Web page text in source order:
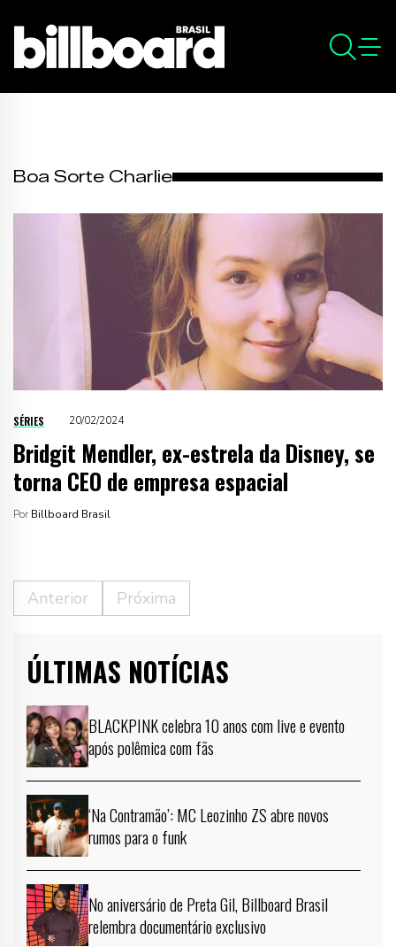
Boa Sorte Charlie
SÉRIES 20/02/2024
Bridgit Mendler, ex-estrela da Disney, se
torna CEO de empresa espacial
Por Billboard Brasil
Anterior Próxima
ÚLTIMAS NOTÍCIAS
BLACKPINK celebra 10 anos com live e evento
após polêmica com fãs
‘Na Contramão’: MC Leozinho ZS abre novos
rumos para o funk
No aniversário de Preta Gil, Billboard Brasil
relembra documentário exclusivo